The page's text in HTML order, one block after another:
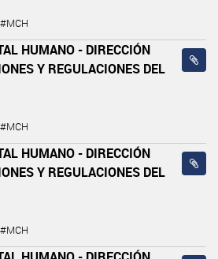
HUMANO - DIRECCIÓN
Y REGULACIONES DEL
HUMANO - DIRECCIÓN
Y REGULACIONES DEL